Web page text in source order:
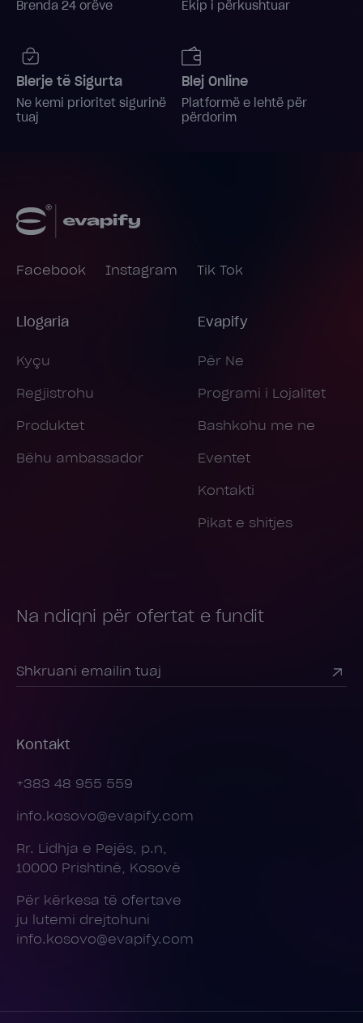
Brenda 24 orëve Ekip i përkushtuar
Blerje të Sigurta
Ne kemi prioritet sigurinë
tuaj
Blej Online
Platformë e lehtë për
përdorim
Facebook Instagram Tik Tok
Llogaria
Kyçu
Regjistrohu
Produktet
Bëhu ambassador
Evapify
Për Ne
Programi i Lojalitet
Bashkohu me ne
Eventet
Kontakti
Pikat e shitjes
Na ndiqni për ofertat e fundit
Kontakt
+383 48 955 559
info.kosovo@evapify.com
Rr. Lidhja e Pejës, p.n,
10000 Prishtinë, Kosovë
Për kërkesa të ofertave
ju lutemi drejtohuni
info.kosovo@evapify.com